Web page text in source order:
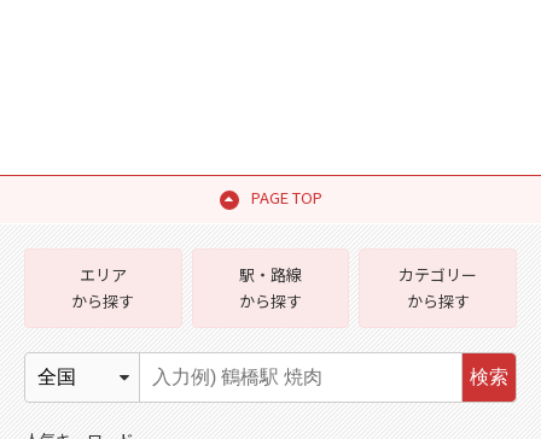
PAGE TOP
エリア
から探す
駅・路線
から探す
カテゴリー
から探す
検索